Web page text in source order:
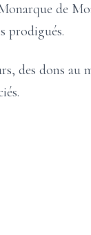
de
prodigués.
des dons au